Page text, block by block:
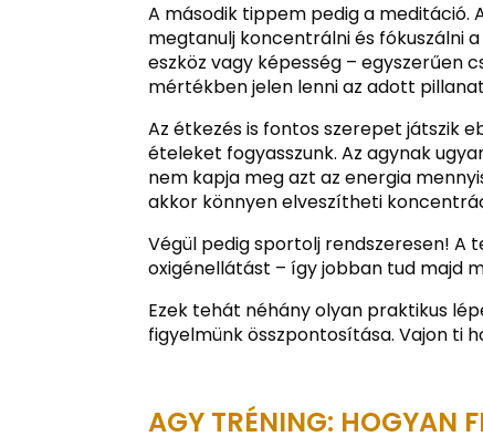
A második tippem pedig a meditáció.
megtanulj koncentrálni és fókuszálni
eszköz vagy képesség – egyszerűen
mértékben jelen lenni az adott
Az étkezés is fontos szerepet játszik
ételeket fogyasszunk. Az agynak
nem kapja meg azt az energia
akkor könnyen elveszítheti
Végül pedig sportolj rendszeresen! A
oxigénellátást – így jobban tud majd
Ezek tehát néhány olyan praktikus
figyelmünk összpontosítása. Vajon ti
AGY TRÉNING: HOGYAN